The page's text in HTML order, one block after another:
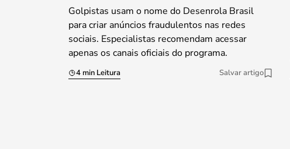
Golpistas usam o nome do Desenrola Brasil
para criar anúncios fraudulentos nas redes
sociais. Especialistas recomendam acessar
apenas os canais oficiais do programa.
4 min Leitura Salvar artigo